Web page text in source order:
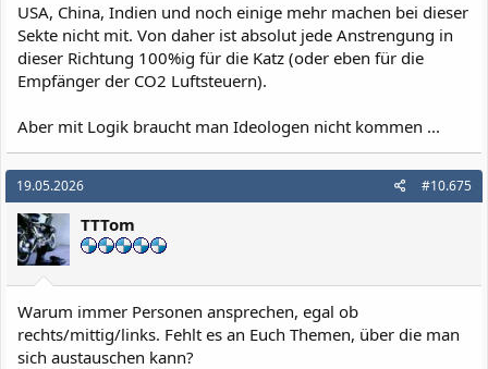
von einem extrem kolonialen Verständnis jener Menschen die das
regelmäßig propagieren.
USA, China, Indien und noch einige mehr machen bei dieser
Sekte nicht mit. Von daher ist absolut jede Anstrengung in
dieser Richtung 100%ig für die Katz (oder eben für die
Empfänger der CO2 Luftsteuern).
Aber mit Logik braucht man Ideologen nicht kommen ...
19.05.2026 #10.675
TTTom
Warum immer Personen ansprechen, egal ob
rechts/mittig/links. Fehlt es an Euch Themen, über die man
sich austauschen kann?